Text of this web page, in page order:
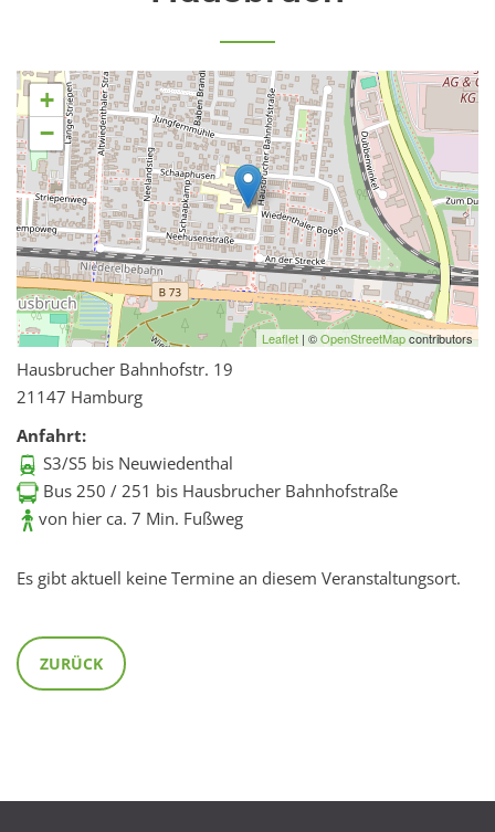
+
−
Leaflet | ©OpenStreetMapcontributors
Hausbrucher Bahnhofstr. 19
21147 Hamburg
Anfahrt:
S3/S5 bis Neuwiedenthal
Bus 250 / 251 bis Hausbrucher Bahnhofstraße
von hier ca. 7 Min. Fußweg
Es gibt aktuell keine Termine an diesem Veranstaltungsort.
ZURÜCK